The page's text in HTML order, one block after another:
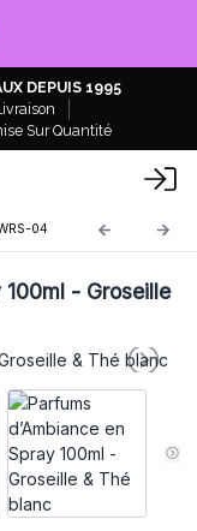
DEPUIS 1995
Sur Quantité
04
- Groseille